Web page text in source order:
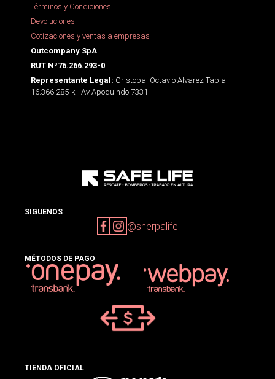
Términos y Condiciones
Devoluciones
Cotizaciones y ventas a empresas
Outcompany SpA
RUT Nº76.266.293-0
Representante Legal: Cristobal Octavio Alvarez Tapia -
16.366.285-k - Av Apoquindo 7331
SIGUENOS
@sherpalife
MÉTODOS DE PAGO
TIENDA OFICIAL